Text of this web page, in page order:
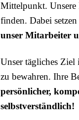
Mittelpunkt. Unsere
finden. Dabei
unser Mitarbeiter
Unser tägliches Ziel
zu bewahren. Ihre
persönlicher, k
selbstverständlich!